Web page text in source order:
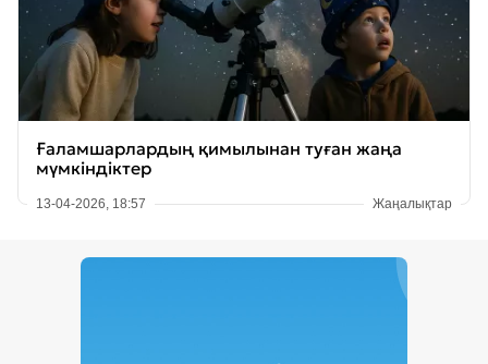
Ғаламшарлардың қимылынан туған жаңа
мүмкіндіктер
13-04-2026, 18:57 Жаңалықтар